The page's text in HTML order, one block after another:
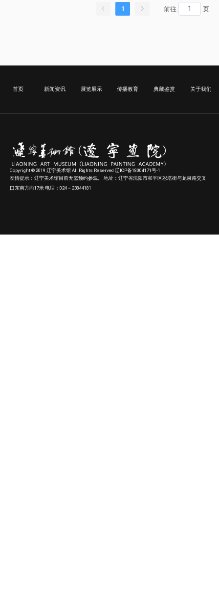
1 前往 页
首页 新闻资讯 展览展示 传播教育 典藏鉴赏 关于我们
Copyright © 2019 辽宁美术馆 All Rights Reserved 辽ICP备18004171号-1
友情提示：辽宁美术馆目前无需预约参观。 地址：辽宁省沈阳市和平区彩塔街与龙泉路交叉
口东南方向17米 电话：024－23844181